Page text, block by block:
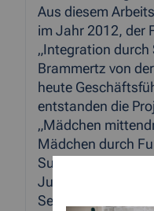
Aus diesem
im Jahr 2012, der
„Integration durch
Brammertz von
heute
entstanden die
„Mädchen
Mädchen durch
Sunday“. Für die
Jugendcamps“,
Segelfliegen in